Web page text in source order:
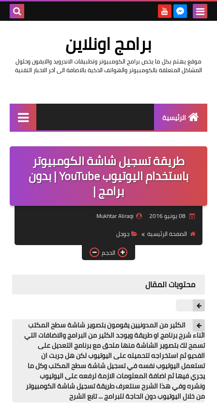
برامج اونلاين
موقع يهتم بكل ما يخص برامج الكومبيوتر وتطبيقات الاندرويد والايفون وحلول
المشاكل المتعلقة بالكومبيوتر والهواتف الذكية بالاضافة الى آخر الاخبار التقنية
الرئيسية
مراجعات
حماية
اندرويد
دروس
جوجل
فيسبوك
بلوجر
مقالات
طريقة تسجيل شاشة الكومبيوتر
باستخدام اليوتيوب YouTube | بدون
برامج |
08 يونيو 2016
Mukhtar Aliraqi
الصفحة الرئيسية
جوجل
الحجم
محتويات المقال
الكثير من المدونيين يقومون بتصوير شاشة سطح المكتب
اثناء شرح برنامج او طريقة ويوجد الكثير من البرامج والاضافات التي
تسمح لك بتصوير الشاشة منها ملحق مع برنامج التعديل على
الفديو ثم استخراجه لتحميله على اليوتيوب لكن هل جربت ان
تستعمل اليوتيوب نفسه في تسجيل شاشة سطح المكتب وكل ما
يجري فيها ثم اضافة المعلومات الازمة لرفعه على اليوتيوب
ونشره وفي هذا الشرح سنتعرف طريقة تسجيل شاشة الكومبيوتر
من خلال اليوتيوب دون الحاجة للبرامج ... تابع الشرح